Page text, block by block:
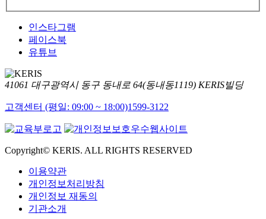
인스타그램
페이스북
유튜브
41061 대구광역시 동구 동내로 64(동내동1119) KERIS빌딩
고객센터 (평일: 09:00 ~ 18:00)1599-3122
Copyright© KERIS. ALL RIGHTS RESERVED
이용약관
개인정보처리방침
개인정보 재동의
기관소개